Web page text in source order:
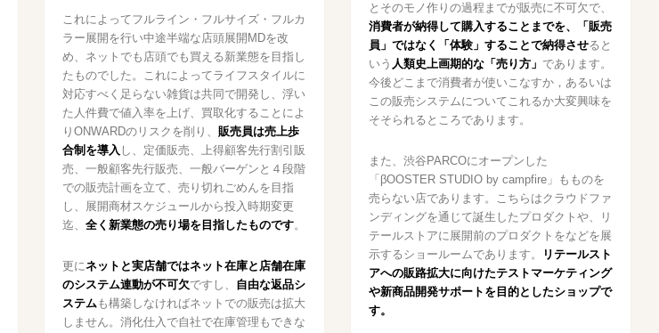
これによってフルライン・フルサイズ・フルカ
ラー展開を行い中途半端な店頭展開MDを改
め、ネットでも店頭でも買える新業態を目指し
たものでした。これによってライフスタイルに
対応すべく足らない雑貨は共同で開発し、浮い
た人件費で値入率を上げ、買取化することによ
りONWARDのリスクを削り、 販売員は売上歩
合制を導入 し、定価販売、上得顧客先行割引販
売、一般顧客先行販売、一般バーゲンと４段階
での販売計画を立て、売り切れごめんを目指
し、展開商材スケジュールから投入時期変更
迄、 全く新業態の売り場を目指したものです。
更にネットと実店舗ではネット在庫と店舗在庫
のシステム連動が不可欠ですし、 自由な返品シ
ステムも構築しなければネットでの販売は拡大
しません。消化仕入で自社で在庫管理もできな
とそのモノ作りの過程までが販売に不可欠で、
消費者が納得して購入することまでを、「販売
員」ではなく「体験」することで納得させると
いう 人類史上画期的な「売り方」 であります。
今後どこまで消費者が使いこなすか，あるいは
この販売システムについてこれるか大変興味を
そそられるところであります。
また、渋谷PARCOにオープンした
「βOOSTER STUDIO by campfire」もものを
売らない店であります。こちらはクラウドファ
ンディングを通じて誕生したプロダクトや、リ
テールストアに展開前のプロダクトをなどを展
示するショールームであります。
リテールスト
アへの販路拡大に向けたテストマーケティング
や新商品開発サポートを目的としたショップで
す。